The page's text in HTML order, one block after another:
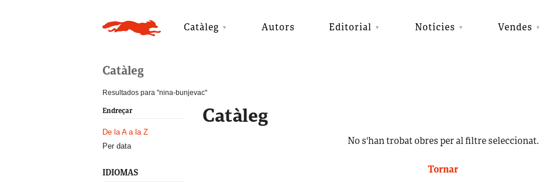
Catàleg Autors Editorial Notícies Vendes
Catàleg
Resultados para "nina-bunjevac"
Endreçar
De la A a la Z
Per data
IDIOMAS
Catàleg
No s'han trobat obres per al filtre seleccionat.
Tornar